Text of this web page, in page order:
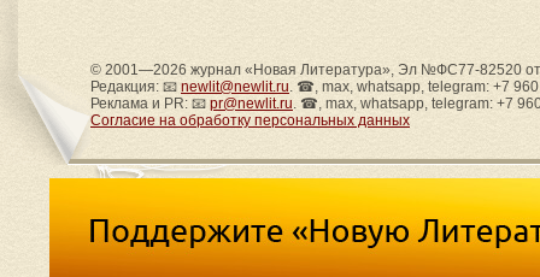
© 2001—2026 журнал «Новая Литература», Эл №ФС77-82520
Редакция: 📧 newlit@newlit.ru. ☎, max, whatsapp, telegram: +7
Реклама и PR: 📧 pr@newlit.ru. ☎, max, whatsapp, telegram: +7
Согласие на обработку персональных данных